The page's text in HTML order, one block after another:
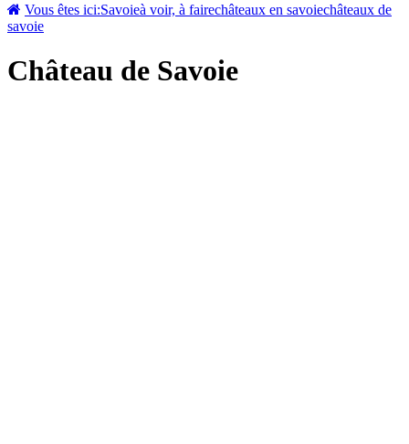
Vous êtes ici:Savoieà voir, à fairechâteaux en savoiechâteaux de
savoie
Château de Savoie